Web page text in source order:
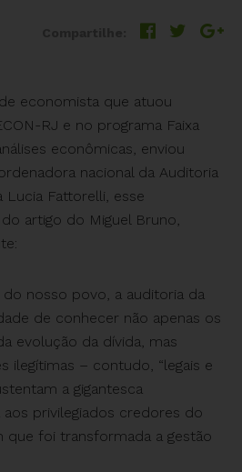
economista que atuou
RJ e no programa Faixa
econômicas, enviou
nacional da Auditoria
Lucia Fattorelli, esse
artigo do Miguel Bruno,
do nosso povo, a auditoria da
de conhecer não apenas os
evolução da dívida, mas
ilegítimas – contudo, “legais e
a gigantesca
privilegiados credores do
que foi transformada a gestão